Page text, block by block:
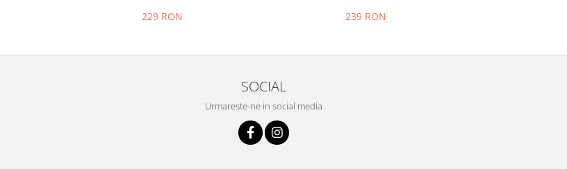
229 RON 239 RON
SOCIAL
Urmareste-ne in social media